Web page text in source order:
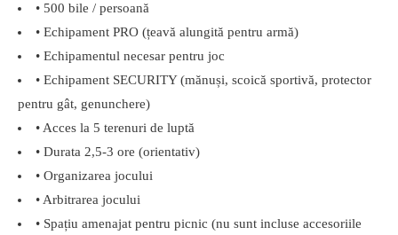
• 500 bile / persoană
• Echipament PRO (țeavă alungită pentru armă)
• Echipamentul necesar pentru joc
• Echipament SECURITY (mănuși, scoică sportivă, protector
pentru gât, genunchere)
• Acces la 5 terenuri de luptă
• Durata 2,5-3 ore (orientativ)
• Organizarea jocului
• Arbitrarea jocului
• Spațiu amenajat pentru picnic (nu sunt incluse accesoriile